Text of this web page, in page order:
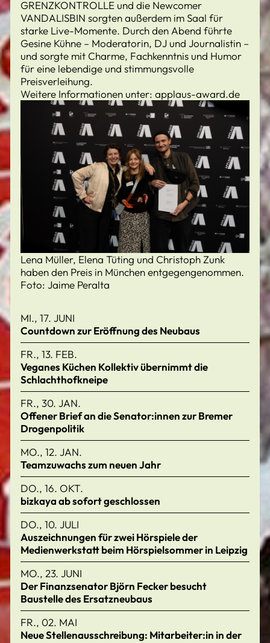
GRENZKONTROLLE und die Newcomer
VANDALISBIN sorgten außerdem im Saal für
starke Live-Momente. Durch den Abend führte
Gesine Kühne – Moderatorin, DJ und Journalistin –
und sorgte mit Charme, Fachkenntnis und Humor
für eine lebendige und stimmungsvolle
Preisverleihung.
Weitere Informationen unter: applaus-award.de
Lena Müller, Elena Tüting und Christoph Zunk
haben den Preis in München entgegengenommen.
Foto: Jaime Peralta
MI., 17. JUNI
Countdown zur Eröffnung des Neubaus
FR., 13. FEB.
Veganes Küchen Kollektiv übernimmt die
Schlachthofkneipe
FR., 30. JAN.
Offener Brief an die Senator:innen zur Bremer
Drogenpolitik
MO., 12. JAN.
Teamzuwachs zum neuen Jahr
DO., 16. OKT.
bizkaya ab sofort geschlossen
DO., 10. JULI
Auszeichnungen für zwei Hörspiele der
Medienwerkstatt beim Hörspielsommer in Leipzig
MO., 23. JUNI
Der Finanzsenator Björn Fecker besucht
Baustelle des Ersatzneubaus
FR., 02. MAI
Neue Stellenausschreibung: Mitarbeiter:in in der